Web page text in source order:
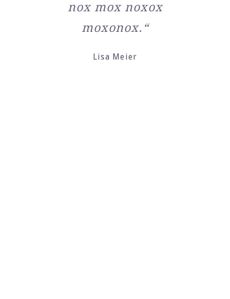
nox mox noxox
moxonox.“
Lisa Meier